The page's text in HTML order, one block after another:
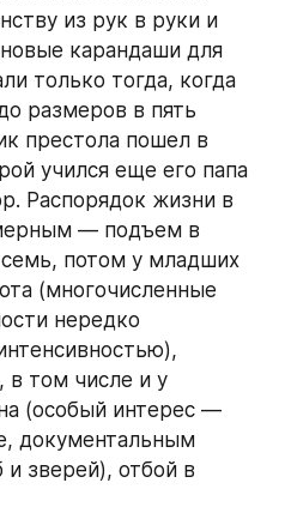
из рук в руки и
карандаши для
только тогда, когда
размеров в пять
престола пошел в
учился еще его папа
Распорядок жизни в
— подъем в
потом у младших
(многочисленные
нередко
в том числе и у
(особый интерес —
документальным
зверей), отбой в